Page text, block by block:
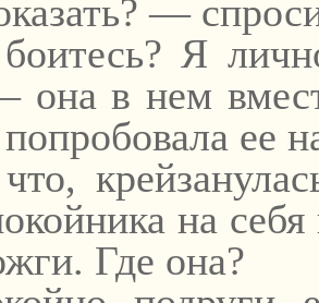
—
Я
она в нем
ее
на себя
Где она?